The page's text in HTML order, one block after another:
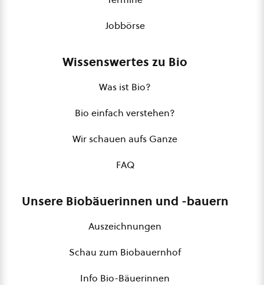
Jobbörse
Wissenswertes zu Bio
Was ist Bio?
Bio einfach verstehen?
Wir schauen aufs Ganze
FAQ
Unsere Biobäuerinnen und -bauern
Auszeichnungen
Schau zum Biobauernhof
Info Bio-Bäuerinnen